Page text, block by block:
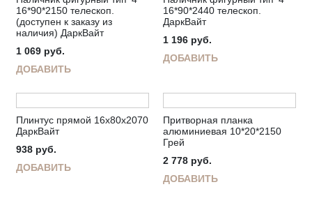
16*90*2150 телескоп.
(доступен к заказу из
наличия) ДаркВайт
1 069 руб.
ДОБАВИТЬ
16*90*2440 телескоп.
ДаркВайт
1 196 руб.
ДОБАВИТЬ
Плинтус прямой 16х80х2070
ДаркВайт
938 руб.
ДОБАВИТЬ
Притворная планка
алюминиевая 10*20*2150
Грей
2 778 руб.
ДОБАВИТЬ